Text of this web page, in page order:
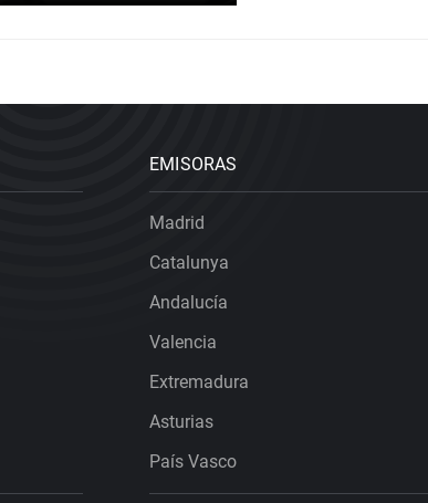
EMISORAS
Madrid
Catalunya
Andalucía
Valencia
Extremadura
Asturias
País Vasco